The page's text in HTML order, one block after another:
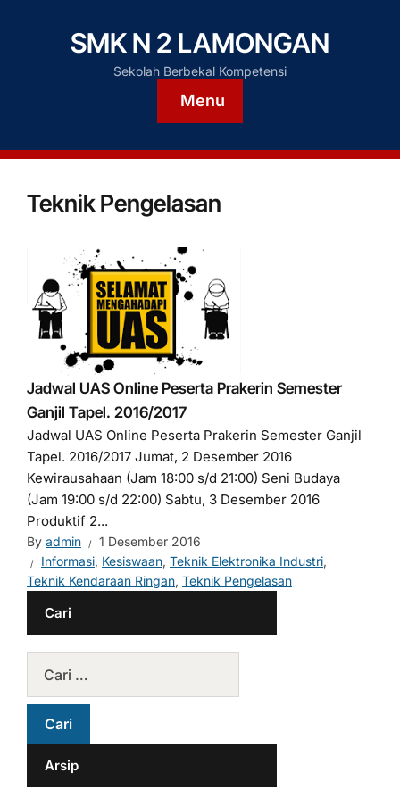
SMK N 2 LAMONGAN
Sekolah Berbekal Kompetensi
Menu
Teknik Pengelasan
Jadwal UAS Online Peserta Prakerin Semester
Ganjil Tapel. 2016/2017
Jadwal UAS Online Peserta Prakerin Semester Ganjil
Tapel. 2016/2017 Jumat, 2 Desember 2016
Kewirausahaan (Jam 18:00 s/d 21:00) Seni Budaya
(Jam 19:00 s/d 22:00) Sabtu, 3 Desember 2016
Produktif 2...
By admin
1 Desember 2016
Informasi, Kesiswaan, Teknik Elektronika Industri,
Teknik Kendaraan Ringan, Teknik Pengelasan
Cari
Arsip